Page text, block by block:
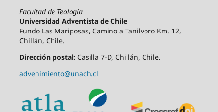
Facultad de Teología
Universidad Adventista de Chile
Fundo Las Mariposas, Camino a Tanilvoro Km. 12,
Chillán, Chile.
Dirección postal:Casilla 7-D, Chillán, Chile.
advenimiento@unach.cl